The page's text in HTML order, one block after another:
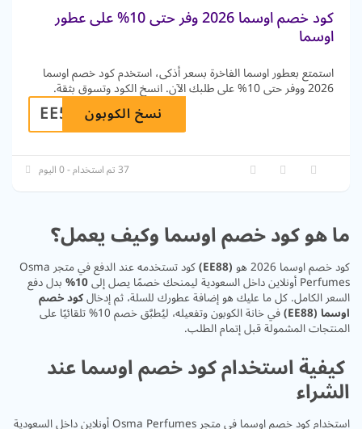
كود خصم اوسما 2026 وفر حتى 10% على عطور
اوسما
استمتع بعطور اوسما الفاخرة بسعر أذكى، استخدم كود خصم اوسما
2026 ووفر حتى 10% على طلبك الآن. انسخ الكود وتسوق بثقة.
EE5 نسخ الكوبون
37 تم استخدام - 0 اليوم
ما هو كود خصم اوسما وكيف يعمل؟
كود خصم اوسما 2026 هو (EE88) كود تستخدمه عند الدفع في متجر Osma
Perfumes أونلاين داخل السعودية ليمنحك خصمًا يصل إلى 10% بدل دفع
السعر الكامل. كل ما عليك هو إضافة عطورك للسلة، ثم إدخالكود خصم
اوسما (EE88) في خانة الكوبون وتفعيله، ليُطبَّق خصم 10% تلقائيًا على
المنتجات المشمولة قبل إتمام الطلب.
كيفية استخدام كود خصم اوسما عند
الشراء
استخدام كود خصم اوسما في متجر Osma Perfumes أونلاين داخل السعودية